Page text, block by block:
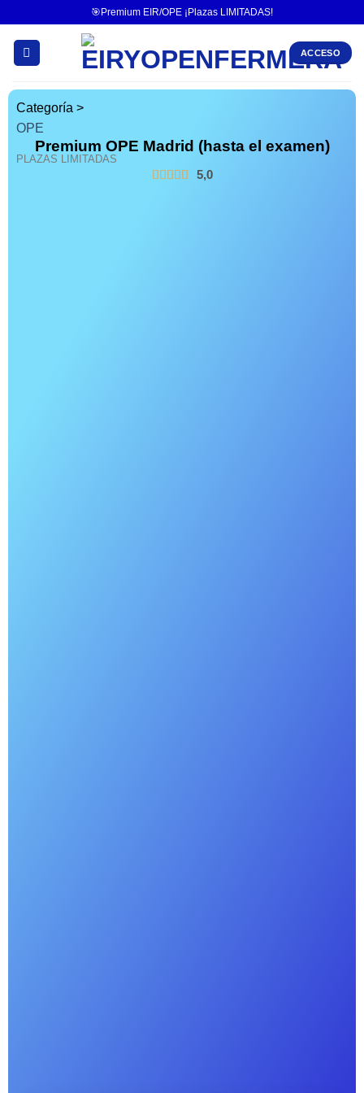
🎯Premium EIR/OPE ¡Plazas LIMITADAS!
ACCESO
Categoría >
OPE
Premium OPE Madrid (hasta el examen)
PLAZAS LIMITADAS
5,0